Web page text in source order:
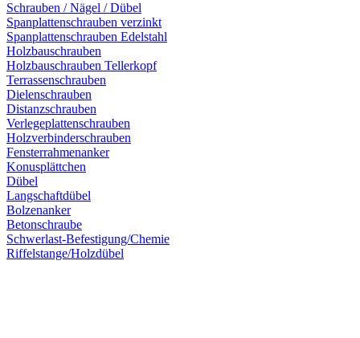
Schrauben / Nägel / Dübel
Spanplattenschrauben verzinkt
Spanplattenschrauben Edelstahl
Holzbauschrauben
Holzbauschrauben Tellerkopf
Terrassenschrauben
Dielenschrauben
Distanzschrauben
Verlegeplattenschrauben
Holzverbinderschrauben
Fensterrahmenanker
Konusplättchen
Dübel
Langschaftdübel
Bolzenanker
Betonschraube
Schwerlast-Befestigung/Chemie
Riffelstange/Holzdübel